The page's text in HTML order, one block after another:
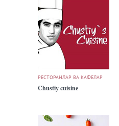
РЕСТОРАНЛАР ВА КАФЕЛАР
Chustiy cuisine